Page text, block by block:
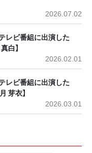
2026.07.02
レビ番組に出演した
白】
2026.02.01
レビ番組に出演した
芽衣】
2026.03.01